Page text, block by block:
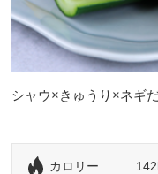
シャウ×きゅうり×ネギ
カロリー